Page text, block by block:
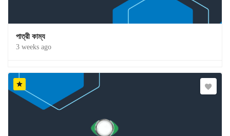
পাত্রী কাম্য
3 weeks ago